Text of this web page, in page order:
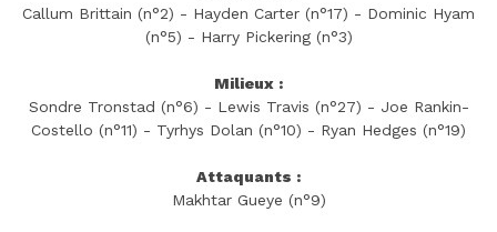
Callum Brittain (n°2) - Hayden Carter (n°17) - Dominic Hyam
(n°5) - Harry Pickering (n°3)
Milieux :
Sondre Tronstad (n°6) - Lewis Travis (n°27) - Joe Rankin-
Costello (n°11) - Tyrhys Dolan (n°10) - Ryan Hedges (n°19)
Attaquants :
Makhtar Gueye (n°9)